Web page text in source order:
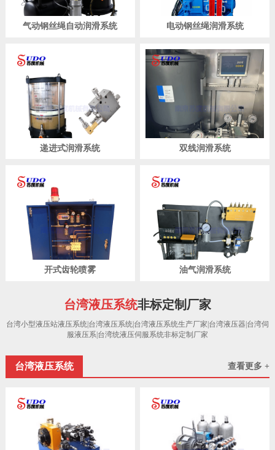
气动钢丝绳自动润滑系统 电动钢丝绳润滑系统
递进式润滑系统 双线润滑系统
开式齿轮喷雾 油气润滑系统
台湾液压系统非标定制厂家
台湾小型液压站液压系统|台湾液压系统|台湾液压系统生产厂家|台湾液压器|台湾伺
服液压系|台湾统液压伺服系统非标定制厂家
查看更多 +
台湾液压系统